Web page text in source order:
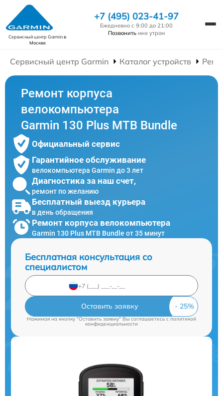
Сервисный центр Garminв
Москве
+7 (495) 023-41-97
Ежедневно с 9:00 до 21:00
Позвонить мне утром
Сервисный центр Garmin Каталог устройств
Ремонт корпуса
велокомпьютера
Garmin 130 Plus MTB Bundle
Официальный сервис
Гарантийное обслуживание
велокомпьютера Garmin до 3 лет
Диагностика за наш счет,
ремонт по желанию
Бесплатный выезд курьера
в день обращения
Ремонт корпуса велокомпьютера
Garmin 130 Plus MTB Bundle от 35 минут
Бесплатная консультация со
специалистом
Оставить заявку
Нажимая на кнопку "Оставить заявку" Вы соглашаетесь cполитикой
конфиденциальности